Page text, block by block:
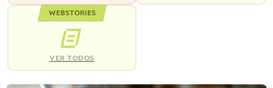
WEBSTORIES
VER TODOS